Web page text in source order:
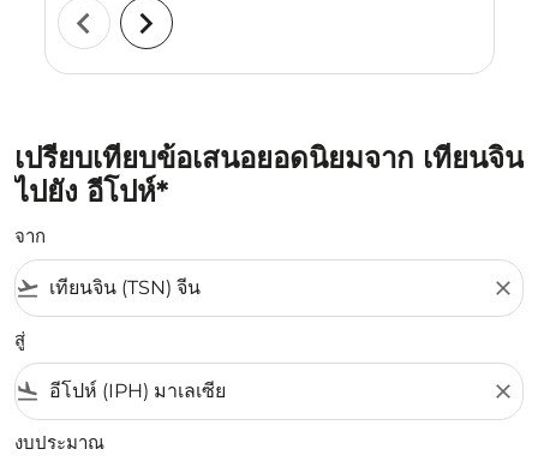
chevron_left chevron_right
เปรียบเทียบข้อเสนอยอดนิยมจาก เทียนจิน
ไปยัง อีโปห์*
จาก
flight_takeoff close
สู่
flight_land close
งบประมาณ